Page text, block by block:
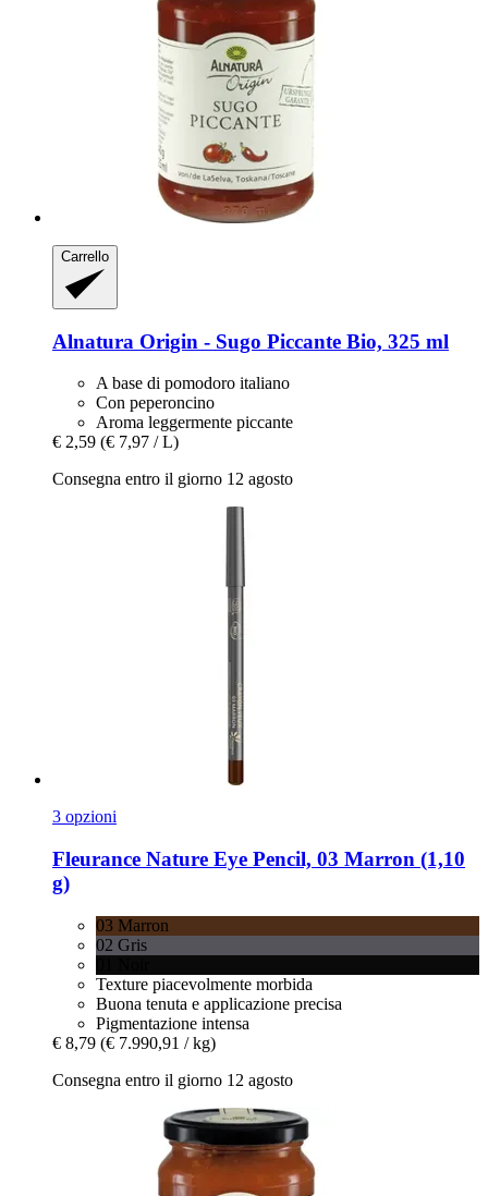
Carrello
Alnatura Origin -​ Sugo Piccante Bio, 325 ml
A base di pomodoro italiano
Con peperoncino
Aroma leggermente piccante
€ 2,59 (€ 7,97 / L)
Consegna entro il giorno 12 agosto
3 opzioni
Fleurance Nature Eye Pencil, 03 Marron (1,10
g)
03 Marron
02 Gris
Texture piacevolmente morbida
Buona tenuta e applicazione precisa
Pigmentazione intensa
€ 8,79 (€ 7.990,91 / kg)
Consegna entro il giorno 12 agosto